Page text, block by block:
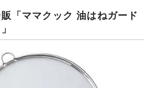
「ママクック 油はねガード